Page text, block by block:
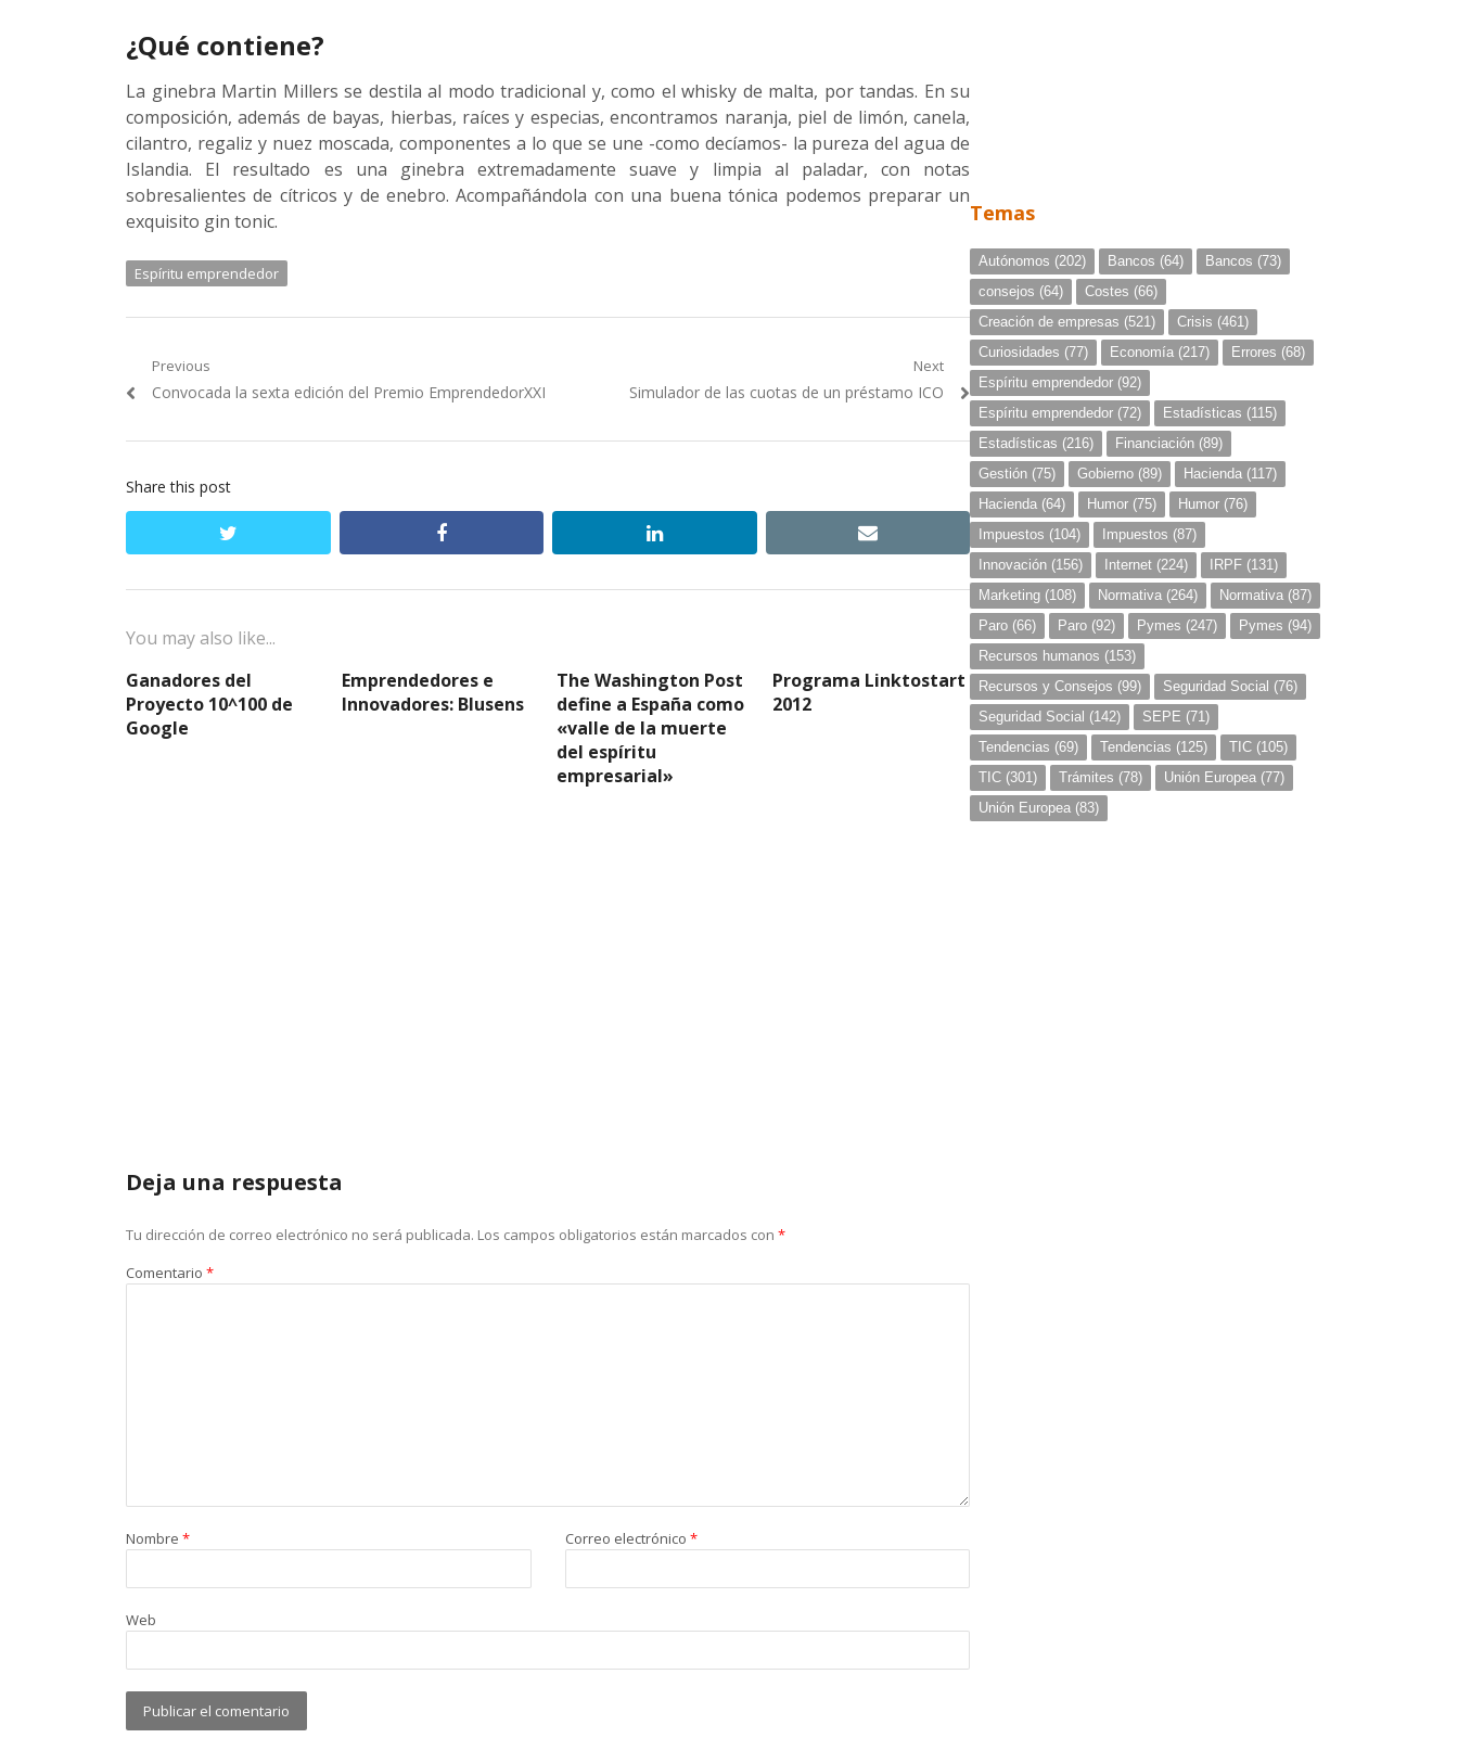
¿Qué contiene?
La ginebra Martin Millers se destila al modo tradicional y, como el whisky de malta, por tandas. En su
composición, además de bayas, hierbas, raíces y especias, encontramos naranja, piel de limón, canela,
cilantro, regaliz y nuez moscada, componentes a lo que se une -como decíamos- la pureza del agua de
Islandia. El resultado es una ginebra extremadamente suave y limpia al paladar, con notas
sobresalientes de cítricos y de enebro. Acompañándola con una buena tónica podemos preparar un
exquisito gin tonic.
Espíritu emprendedor
Navegación
de
entradas
Previous
Previous
Convocada la sexta edición del Premio EmprendedorXXI
Next
Next
Simulador de las cuotas de un préstamo ICO
Share this post
twitter facebook linkedin email
You may also like...
Ganadores del
Proyecto 10^100 de
Google
Emprendedores e
Innovadores: Blusens
The Washington Post
define a España como
«valle de la muerte
del espíritu
empresarial»
Programa Linktostart
2012
Deja una respuesta
Tu dirección de correo electrónico no será publicada. Los campos obligatorios están marcados con *
Comentario *
Nombre * Correo electrónico *
Web
Temas
Autónomos (202) Bancos (64) Bancos (73)
consejos (64) Costes (66)
Creación de empresas (521) Crisis (461)
Curiosidades (77) Economía (217) Errores (68)
Espíritu emprendedor (92)
Espíritu emprendedor (72) Estadísticas (115)
Estadísticas (216) Financiación (89)
Gestión (75) Gobierno (89) Hacienda (117)
Hacienda (64) Humor (75) Humor (76)
Impuestos (104) Impuestos (87)
Innovación (156) Internet (224) IRPF (131)
Marketing (108) Normativa (264) Normativa (87)
Paro (66) Paro (92) Pymes (247) Pymes (94)
Recursos humanos (153)
Recursos y Consejos (99) Seguridad Social (76)
Seguridad Social (142) SEPE (71)
Tendencias (69) Tendencias (125) TIC (105)
TIC (301) Trámites (78) Unión Europea (77)
Unión Europea (83)